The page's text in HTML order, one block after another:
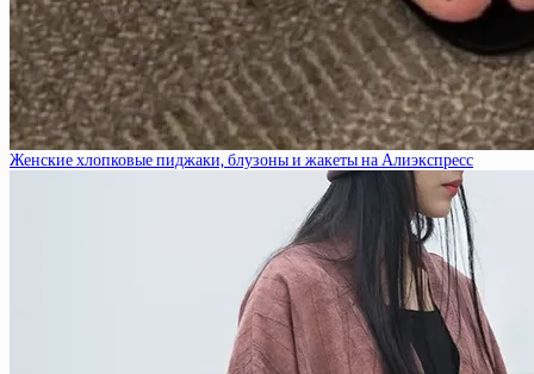
Женские хлопковые пиджаки, блузоны и жакеты на Алиэкспресс